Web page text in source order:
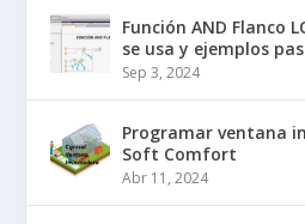
Función AND Flanco
se usa y ejemplos
Sep 3, 2024
Programar ventana
Soft Comfort
Abr 11, 2024